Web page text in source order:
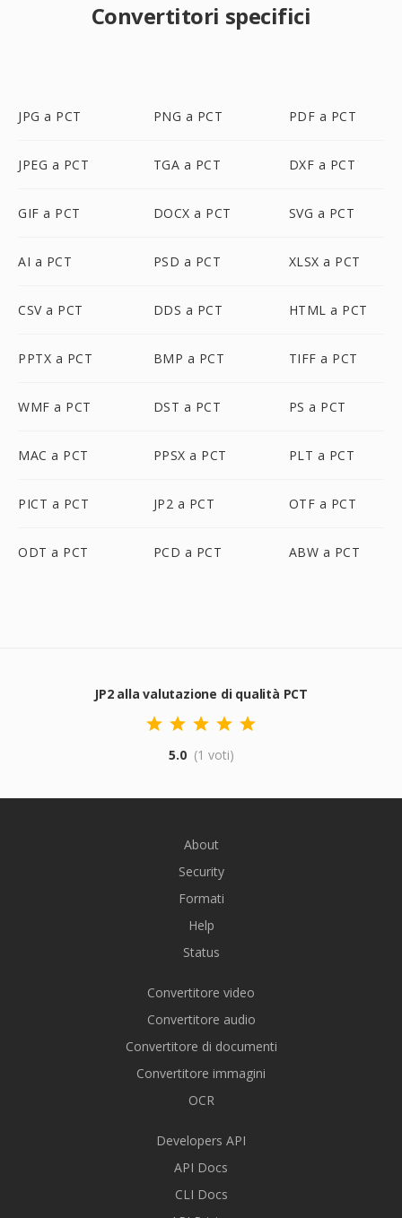
Convertitori specifici
JPG a PCT PNG a PCT PDF a PCT
JPEG a PCT TGA a PCT DXF a PCT
GIF a PCT DOCX a PCT SVG a PCT
AI a PCT PSD a PCT XLSX a PCT
CSV a PCT DDS a PCT HTML a PCT
PPTX a PCT BMP a PCT TIFF a PCT
WMF a PCT DST a PCT PS a PCT
MAC a PCT PPSX a PCT PLT a PCT
PICT a PCT JP2 a PCT OTF a PCT
ODT a PCT PCD a PCT ABW a PCT
JP2 alla valutazione di qualità PCT
5.0 (1 voti)
About
Security
Formati
Help
Status
Convertitore video
Convertitore audio
Convertitore di documenti
Convertitore immagini
OCR
Developers API
API Docs
CLI Docs